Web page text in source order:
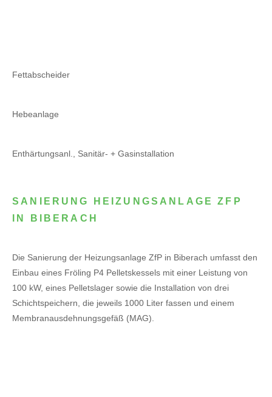
Fettabscheider
Hebeanlage
Enthärtungsanl., Sanitär- + Gasinstallation
SANIERUNG HEIZUNGSANLAGE ZFP
IN BIBERACH
Die Sanierung der Heizungsanlage ZfP in Biberach umfasst den
Einbau eines Fröling P4 Pelletskessels mit einer Leistung von
100 kW, eines Pelletslager sowie die Installation von drei
Schichtspeichern, die jeweils 1000 Liter fassen und einem
Membranausdehnungsgefäß (MAG).